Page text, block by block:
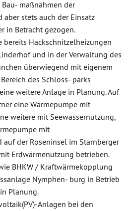
maßnahmen der
stets auch der Einsatz
in Betracht gezogen.
bereits Hackschnitzelheizungen
und in der Verwaltung des
überwiegend mit eigenem
des Schloss- parks
weitere Anlage in Planung. Auf
eine Wärmepumpe mit
weitere mit Seewassernutzung,
mit
der Roseninsel im Starnberger
Erdwärmenutzung betrieben.
BHKW / Kraftwärmekopplung
Nymphen- burg in Betrieb
Planung.
Anlagen bei den